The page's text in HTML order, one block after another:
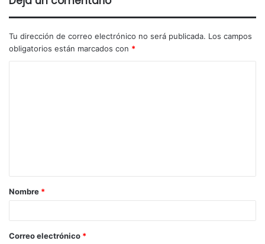
Tu dirección de correo electrónico no será publicada. Los campos
obligatorios están marcados con *
Nombre *
Correo electrónico *